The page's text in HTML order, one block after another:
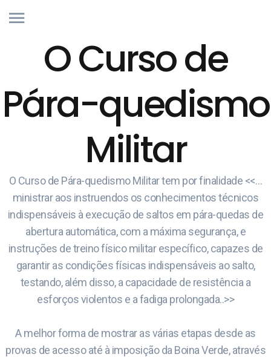
O Curso de
Pára-quedismo
Militar
O Curso de Pára-quedismo Militar tem por finalidade <<…
ministrar aos instruendos os conhecimentos técnicos
indispensáveis à execução de saltos em pára-quedas de
abertura automática, com a máxima segurança, e
instruções de treino físico militar específico, capazes de
garantir as condições físicas indispensáveis ao salto,
testando, além disso, a capacidade de resistência a
esforços violentos e a fadiga prolongada..>>
A melhor forma de mostrar as várias etapas desde as
provas de acesso até à imposição da Boina Verde, através